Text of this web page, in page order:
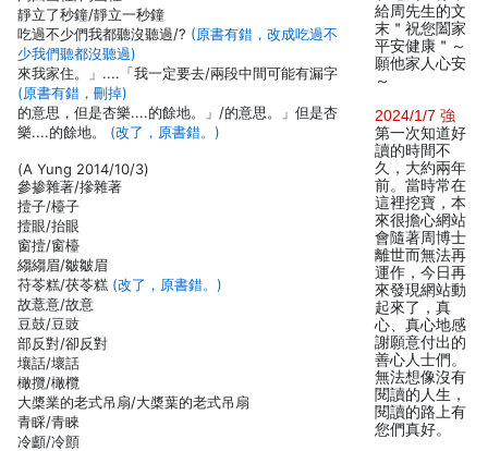
靜立了秒鐘/靜立一秒鐘
吃過不少們我都聽沒聽過/? (原書有錯，改成吃過不
少我們聽都沒聽過)
來我家住。」....「我一定要去/兩段中間可能有漏字
(原書有錯，刪掉)
的意思，但是杏樂....的餘地。」/的意思。」但是杏
樂....的餘地。 (改了，原書錯。)
(A Yung 2014/10/3)
參掺雜著/摻雜著
撎子/檯子
撎眼/抬眼
窗撎/窗檯
縐縐眉/皺皺眉
苻苓糕/茯苓糕 (改了，原書錯。)
故薏意/故意
豆鼓/豆豉
部反對/卻反對
壤話/壞話
橄攬/橄欖
大槳業的老式吊扇/大槳葉的老式吊扇
青睬/青睞
冷顱/冷顫
給周先生的文
末＂祝您闔家
平安健康＂～
願他家人心安
～
2024/1/7 強
第一次知道好
讀的時間不
久，大約兩年
前。當時常在
這裡挖寶，本
來很擔心網站
會隨著周博士
離世而無法再
運作，今日再
來發現網站動
起來了，真
心、真心地感
謝願意付出的
善心人士們。
無法想像沒有
閱讀的人生，
閱讀的路上有
您們真好。